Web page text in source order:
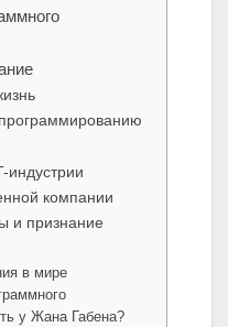
индустрии
компании
и признание
в мире
у Жана Габена?